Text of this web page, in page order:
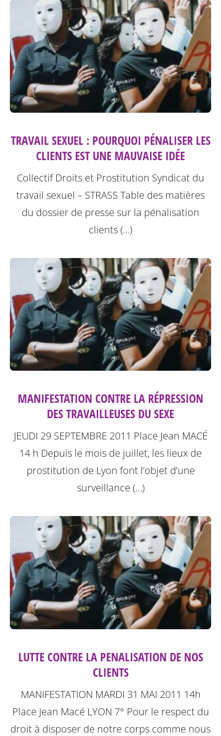
TRAVAIL SEXUEL : POURQUOI PÉNALISER LES
CLIENTS EST UNE MAUVAISE IDÉE
Collectif Droits et Prostitution Syndicat du
travail sexuel – STRASS Table des matières
du dossier de presse sur la pénalisation
clients (…)
MANIFESTATION CONTRE LA RÉPRESSION
DES TRAVAILLEUSES DU SEXE
JEUDI 29 SEPTEMBRE 2011 Place Jean MACÉ
14 h Depuis le mois de juillet, les lieux de
prostitution de Lyon font l’objet d’une
surveillance (…)
LUTTE CONTRE LA PENALISATION DE NOS
CLIENTS
MANIFESTATION MARDI 31 MAI 2011 14h
Place Jean Macé LYON 7° Pour le respect du
droit à disposer de notre corps comme nous